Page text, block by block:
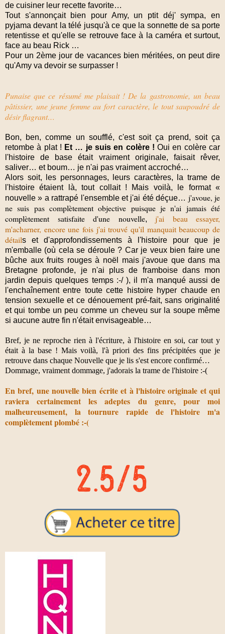
de cuisiner leur recette favorite…
Tout s'annonçait bien pour Amy, un ptit déj' sympa, en
pyjama devant la télé jusqu'à ce que la sonnette de sa porte
retentisse et qu'elle se retrouve face à la caméra et surtout,
face au beau Rick …
Pour un 2ème jour de vacances bien méritées, on peut dire
qu'Amy va devoir se surpasser !
Punaise que ce résumé me plaisait ! De la gastronomie, un beau
pâtissier, une jeune femme au fort caractère, le tout saupoudré de
désir flagrant…
Bon, ben, comme un soufflé, c'est soit ça prend, soit ça
retombe à plat ! Et … je suis en colère ! Oui en colère car
l'histoire de base était vraiment originale, faisait rêver,
saliver… et boum… je n'ai pas vraiment accroché…
Alors soit, les personnages, leurs caractères, la trame de
l'histoire étaient là, tout collait ! Mais voilà, le format «
nouvelle » a rattrapé l'ensemble et j'ai été déçue… j'avoue, je
ne suis pas complètement objective puisque je n'ai jamais été
complètement satisfaite d'une nouvelle, j'ai beau essayer,
m'acharner, encore une fois j'ai trouvé qu'il manquait beaucoup de
détails et d'approfondissements à l'histoire pour que je
m'emballe (où cela se déroule ? Car je veux bien faire une
bûche aux fruits rouges à noël mais j'avoue que dans ma
Bretagne profonde, je n'ai plus de framboise dans mon
jardin depuis quelques temps :-/ ), il m'a manqué aussi de
l'enchaînement entre toute cette histoire hyper chaude en
tension sexuelle et ce dénouement pré-fait, sans originalité
et qui tombe un peu comme un cheveu sur la soupe même
si aucune autre fin n'était envisageable…
Bref, je ne reproche rien à l'écriture, à l'histoire en soi, car tout y
était à la base ! Mais voilà, l'à priori des fins précipitées que je
retrouve dans chaque Nouvelle que je lis s'est encore confirmé…
Dommage, vraiment dommage, j'adorais la trame de l'histoire :-(
En bref, une nouvelle bien écrite et à l'histoire originale et qui
raviera certainement les adeptes du genre, pour moi
malheureusement, la tournure rapide de l'histoire m'a
complètement plombé :-(